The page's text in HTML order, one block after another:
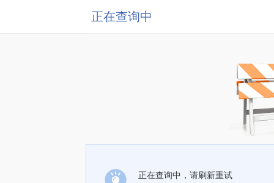
正在查询中
正在查询中，请刷新重试